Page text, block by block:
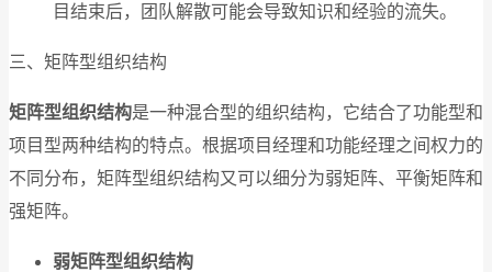
目结束后，团队解散可能会导致知识和经验的流失。
三、矩阵型组织结构
矩阵型组织结构是一种混合型的组织结构，它结合了功能型和
项目型两种结构的特点。根据项目经理和功能经理之间权力的
不同分布，矩阵型组织结构又可以细分为弱矩阵、平衡矩阵和
强矩阵。
弱矩阵型组织结构